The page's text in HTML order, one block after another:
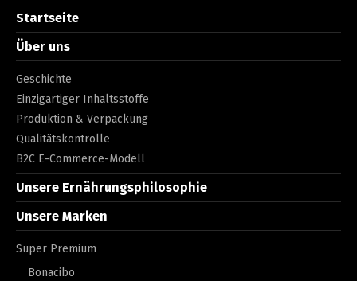
Startseite
Über uns
Geschichte
Einzigartiger Inhaltsstoffe
Produktion & Verpackung
Qualitätskontrolle
B2C E-Commerce-Modell
Unsere Ernährungsphilosophie
Unsere Marken
Super Premium
Bonacibo